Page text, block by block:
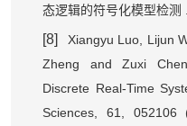
态逻辑的符号化模型检测
[8]
Xiangyu Luo, Lijun
Zheng and Zuxi
Discrete Real-Time
Sciences, 61, 052106